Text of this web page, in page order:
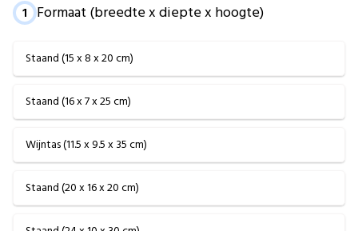
1 Formaat (breedte x diepte x hoogte)
Staand (15 x 8 x 20 cm)
Staand (16 x 7 x 25 cm)
Wijntas (11.5 x 9.5 x 35 cm)
Staand (20 x 16 x 20 cm)